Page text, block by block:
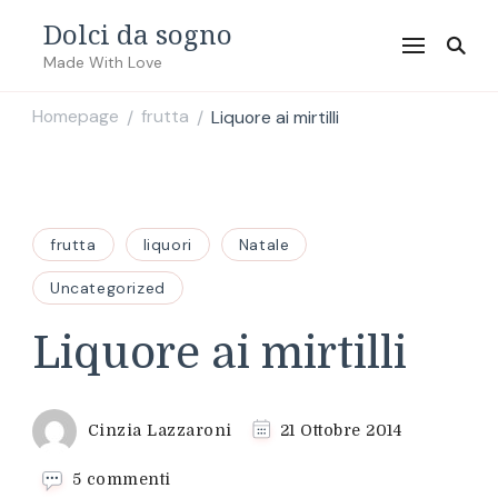
Dolci da sogno
Made With Love
Homepage / frutta / Liquore ai mirtilli
frutta liquori Natale
Uncategorized
Liquore ai mirtilli
Cinzia Lazzaroni 21 Ottobre 2014
5 commenti